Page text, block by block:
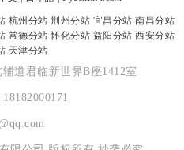
杭州分站 荆州分站 宜昌分站 南昌分站
常德分站 怀化分站 益阳分站 西安分站
天津分站
道君临新世界B座1412室